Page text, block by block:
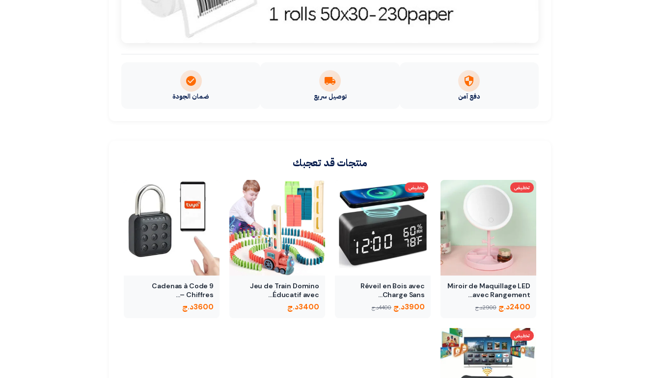
دفع آمن توصيل سريع ضمان الجودة
منتجات قد تعجبك
تخفيض
Miroir de Maquillage LED
avec Rangement…
2400د.ج 2900د.ج
تخفيض
Réveil en Bois avec
Charge Sans…
3900د.ج 4400د.ج
Jeu de Train Domino
Éducatif avec…
3400د.ج
Cadenas à Code 9
Chiffres –…
3600د.ج
تخفيض